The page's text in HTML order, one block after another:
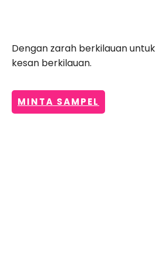
Dengan zarah berkilauan untuk
kesan berkilauan.
MINTA SAMPEL